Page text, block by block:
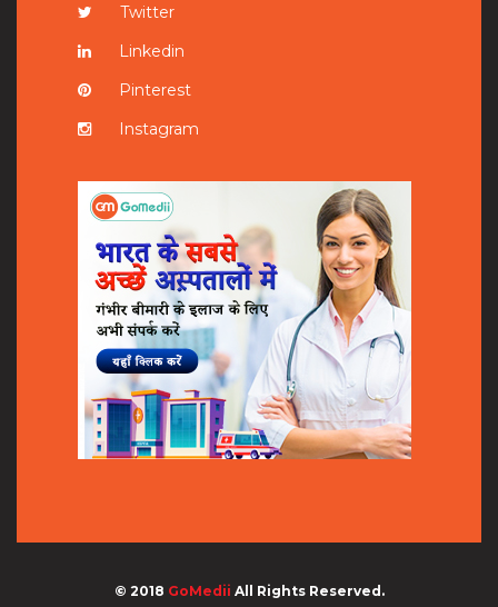
Twitter
Linkedin
Pinterest
Instagram
© 2018 GoMedii All Rights Reserved.